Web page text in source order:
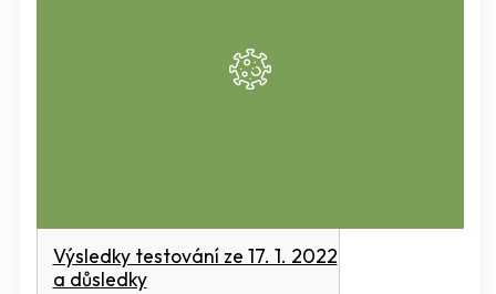
Výsledky testování ze 17. 1. 2022
a důsledky